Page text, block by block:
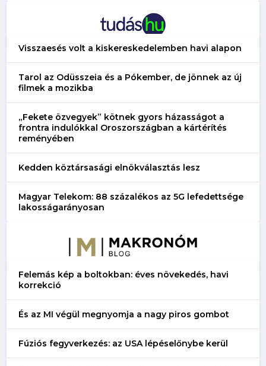
Visszaesés volt a kiskereskedelemben havi alapon
Tarol az Odüsszeia és a Pókember, de jönnek az új
filmek a mozikba
„Fekete özvegyek” kötnek gyors házasságot a
frontra indulókkal Oroszországban a kártérítés
reményében
Kedden köztársasági elnökválasztás lesz
Magyar Telekom: 88 százalékos az 5G lefedettsége
lakosságarányosan
Felemás kép a boltokban: éves növekedés, havi
korrekció
És az MI végül megnyomja a nagy piros gombot
Fúziós fegyverkezés: az USA lépéselőnybe kerül